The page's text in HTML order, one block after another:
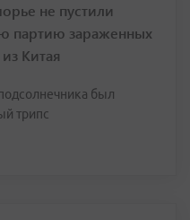
не пустили
партию зараженных
Китая
был
трипс